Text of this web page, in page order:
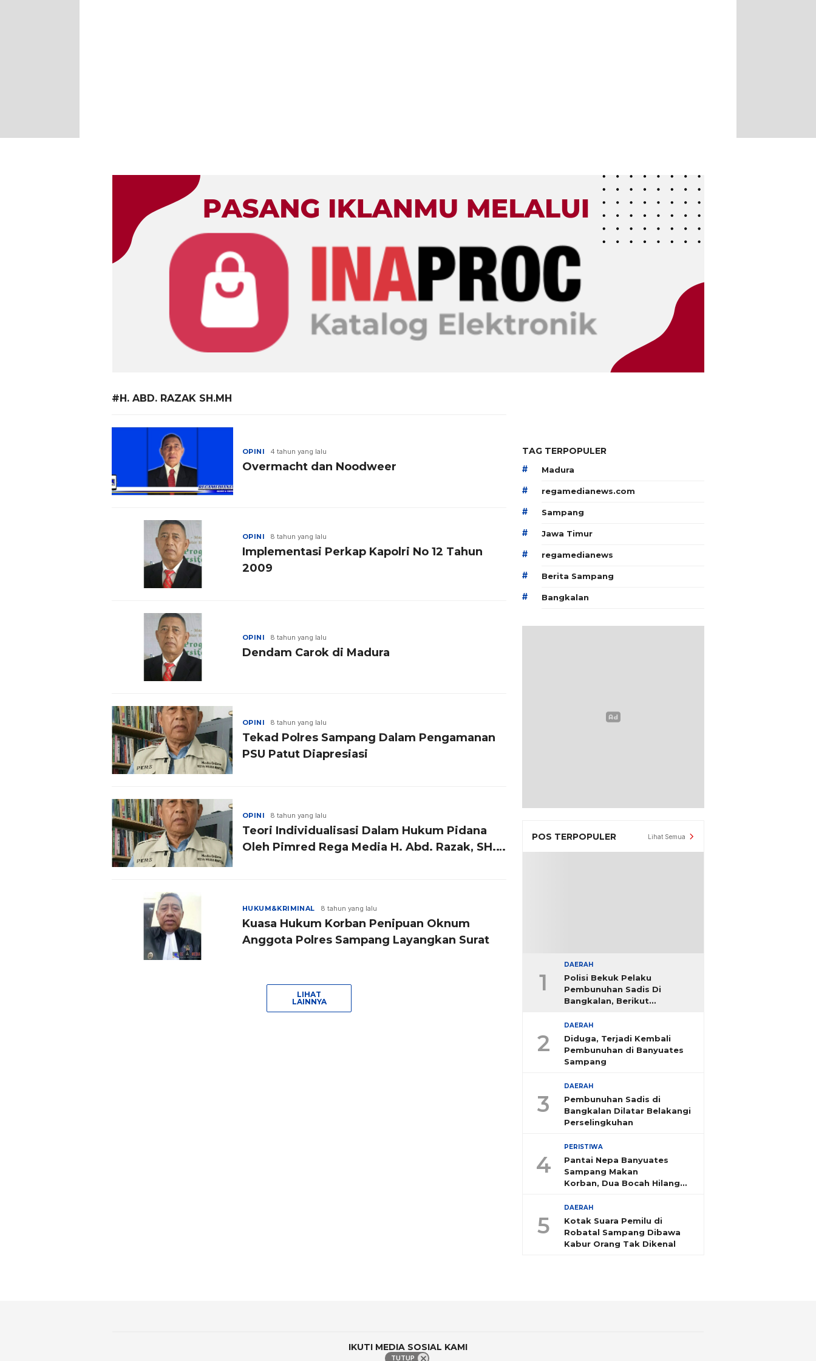
#H. ABD. RAZAK SH.MH
OPINI 4 tahun yang lalu
Overmacht dan Noodweer
OPINI 8 tahun yang lalu
Implementasi Perkap Kapolri No 12 Tahun
2009
OPINI 8 tahun yang lalu
Dendam Carok di Madura
OPINI 8 tahun yang lalu
Tekad Polres Sampang Dalam Pengamanan
PSU Patut Diapresiasi
OPINI 8 tahun yang lalu
Teori Individualisasi Dalam Hukum Pidana
Oleh Pimred Rega Media H. Abd. Razak, SH.
HUKUM&KRIMINAL 8 tahun yang lalu
Kuasa Hukum Korban Penipuan Oknum
Anggota Polres Sampang Layangkan Surat
LIHAT
LAINNYA
TAG TERPOPULER
# Madura
# regamedianews.com
# Sampang
# Jawa Timur
# regamedianews
# Berita Sampang
# Bangkalan
POS TERPOPULER Lihat Semua
1
DAERAH
Polisi Bekuk Pelaku
Pembunuhan Sadis Di
Bangkalan, Berikut
2
DAERAH
Diduga, Terjadi Kembali
Pembunuhan di Banyuates
Sampang
3
DAERAH
Pembunuhan Sadis di
Bangkalan Dilatar Belakangi
Perselingkuhan
4
PERISTIWA
Pantai Nepa Banyuates
Sampang Makan
Korban, Dua Bocah Hilang
5
DAERAH
Kotak Suara Pemilu di
Robatal Sampang Dibawa
Kabur Orang Tak Dikenal
IKUTI MEDIA SOSIAL KAMI
TUTUP